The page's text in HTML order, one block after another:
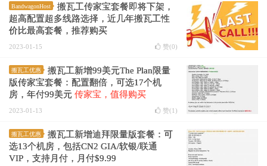
BandwagonHost
搬瓦工传家宝套餐即将下架，
超高配置超多线路选择，近几年搬瓦工性
价比最高套餐，推荐购买
2023-01-15 赞(0)
搬瓦工优惠
搬瓦工新增99美元The Plan限量
版传家宝套餐：配置翻倍，可选17个机
房，年付99美元 传家宝，值得购买
2023-01-13 赞(1 )
搬瓦工优惠
搬瓦工新增迪拜限量版套餐：可
选13个机房，包括CN2 GIA/软银/联通
VIP，支持月付，月付$9.99